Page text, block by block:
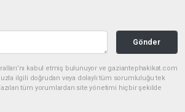
Gönder
kabul etmiş bulunuyor ve gaziantephakikat.com
ilgili doğrudan veya dolaylı tüm sorumluluğu tek
tüm yorumlardan site yönetimi hiçbir şekilde